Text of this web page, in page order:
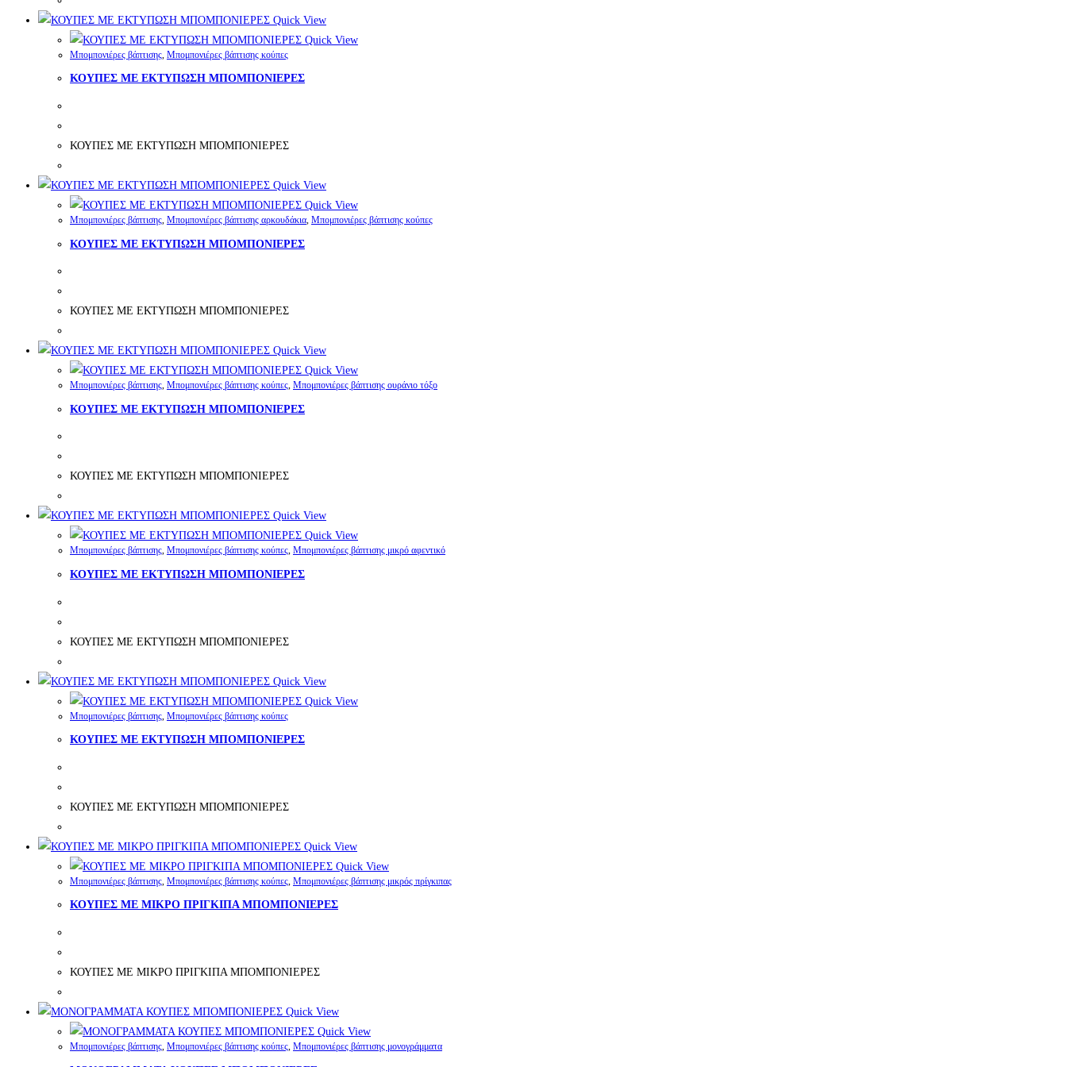
Quick View
Quick View
Μπομπονιέρες βάπτισης Μπομπονιέρες βάπτισης κούπες
ΚΟΥΠΕΣ ΜΕ ΕΚΤΥΠΩΣΗ ΜΠΟΜΠΟΝΙΕΡΕΣ
ΚΟΥΠΕΣ ΜΕ ΕΚΤΥΠΩΣΗ ΜΠΟΜΠΟΝΙΕΡΕΣ
Quick View
Quick View
Μπομπονιέρες βάπτισης, Μπομπονιέρες βάπτισης αρκουδάκια, Μπομπονιέρες βάπτισης κούπες
ΚΟΥΠΕΣ ΜΕ ΕΚΤΥΠΩΣΗ ΜΠΟΜΠΟΝΙΕΡΕΣ
ΚΟΥΠΕΣ ΜΕ ΕΚΤΥΠΩΣΗ ΜΠΟΜΠΟΝΙΕΡΕΣ
Quick View
Quick View
Μπομπονιέρες βάπτισης, Μπομπονιέρες βάπτισης κούπες, Μπομπονιέρες βάπτισης ουράνιο τόξο
ΚΟΥΠΕΣ ΜΕ ΕΚΤΥΠΩΣΗ ΜΠΟΜΠΟΝΙΕΡΕΣ
ΚΟΥΠΕΣ ΜΕ ΕΚΤΥΠΩΣΗ ΜΠΟΜΠΟΝΙΕΡΕΣ
Quick View
Quick View
Μπομπονιέρες βάπτισης, Μπομπονιέρες βάπτισης κούπες, Μπομπονιέρες βάπτισης μικρό αφεντικό
ΚΟΥΠΕΣ ΜΕ ΕΚΤΥΠΩΣΗ ΜΠΟΜΠΟΝΙΕΡΕΣ
ΚΟΥΠΕΣ ΜΕ ΕΚΤΥΠΩΣΗ ΜΠΟΜΠΟΝΙΕΡΕΣ
Quick View
Quick View
Μπομπονιέρες βάπτισης Μπομπονιέρες βάπτισης κούπες
ΚΟΥΠΕΣ ΜΕ ΕΚΤΥΠΩΣΗ ΜΠΟΜΠΟΝΙΕΡΕΣ
ΚΟΥΠΕΣ ΜΕ ΕΚΤΥΠΩΣΗ ΜΠΟΜΠΟΝΙΕΡΕΣ
Quick View
Quick View
Μπομπονιέρες βάπτισης, Μπομπονιέρες βάπτισης κούπες, Μπομπονιέρες βάπτισης μικρός πρίγκιπας
ΚΟΥΠΕΣ ΜΕ ΜΙΚΡΟ ΠΡΙΓΚΙΠΑ ΜΠΟΜΠΟΝΙΕΡΕΣ
ΚΟΥΠΕΣ ΜΕ ΜΙΚΡΟ ΠΡΙΓΚΙΠΑ ΜΠΟΜΠΟΝΙΕΡΕΣ
Quick View
Quick View
Μπομπονιέρες βάπτισης, Μπομπονιέρες βάπτισης κούπες, Μπομπονιέρες βάπτισης μονογράμματα